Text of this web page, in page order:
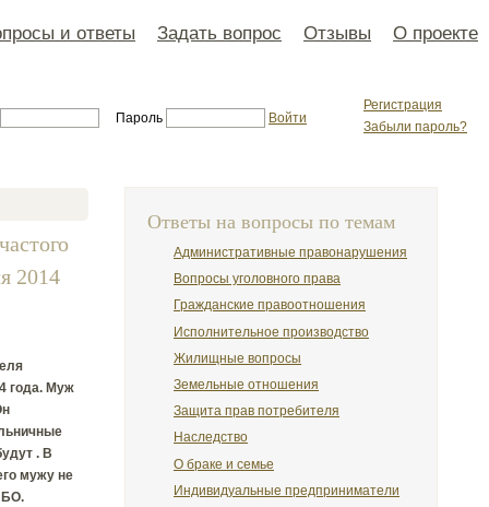
и ответы Задать вопрос Отзывы О проекте
Регистрация
Забыли пароль?
Пароль Войти
2014
года. Муж
. В
мужу не
Ответы на вопросы по темам
Административные правонарушения
Вопросы уголовного права
Гражданские правоотношения
Исполнительное производство
Жилищные вопросы
Земельные отношения
Защита прав потребителя
Наследство
О браке и семье
Индивидуальные предприниматели